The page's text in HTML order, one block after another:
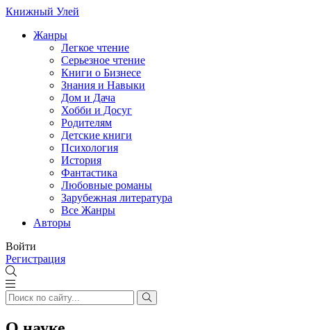
Книжный Улей
Жанры
Легкое чтение
Серьезное чтение
Книги о Бизнесе
Знания и Навыки
Дом и Дача
Хобби и Досуг
Родителям
Детские книги
Психология
История
Фантастика
Любовные романы
Зарубежная литература
Все Жанры
Авторы
Войти
Регистрация